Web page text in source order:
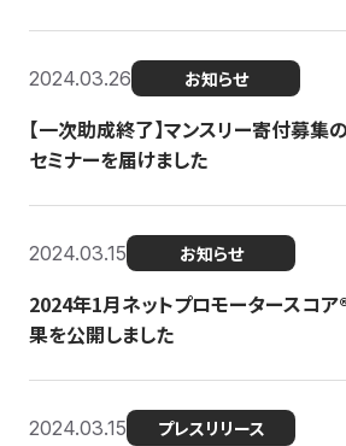
2024.03.26 お知らせ
【一次助成終了】マンスリー寄付募
セミナーを届けました
2024.03.15 お知らせ
2024年1月ネットプロモータースコア
果を公開しました
2024.03.15 プレスリリース